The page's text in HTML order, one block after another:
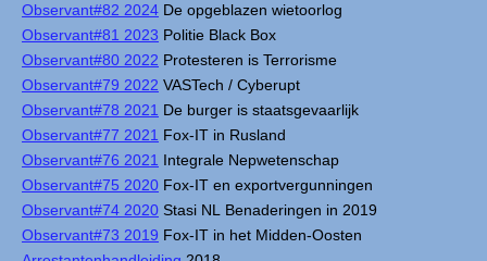
Observant#82 2024 De opgeblazen wietoorlog
Observant#81 2023 Politie Black Box
Observant#80 2022 Protesteren is Terrorisme
Observant#79 2022 VASTech / Cyberupt
Observant#78 2021 De burger is staatsgevaarlijk
Observant#77 2021 Fox-IT in Rusland
Observant#76 2021 Integrale Nepwetenschap
Observant#75 2020 Fox-IT en exportvergunningen
Observant#74 2020 Stasi NL Benaderingen in 2019
Observant#73 2019 Fox-IT in het Midden-Oosten